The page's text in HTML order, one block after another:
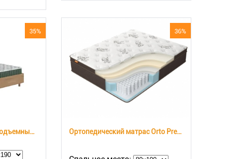
35%
Кровать Albero New с подъемным механизмом
36%
Ортопедический матрас Orto Premium Soft